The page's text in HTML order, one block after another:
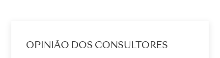
OPINIÃO DOS CONSULTORES